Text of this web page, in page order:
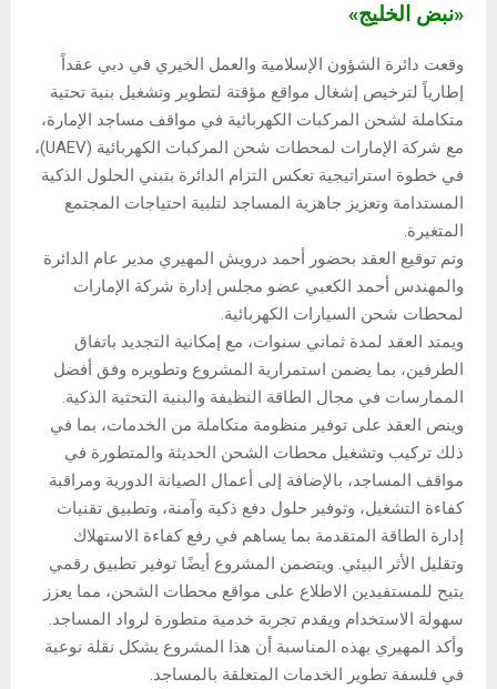
«نبض الخليج»
وقعت دائرة الشؤون الإسلامية والعمل الخيري في دبي عقداً
إطارياً لترخيص إشغال مواقع مؤقتة لتطوير وتشغيل بنية تحتية
متكاملة لشحن المركبات الكهربائية في مواقف مساجد الإمارة،
مع شركة الإمارات لمحطات شحن المركبات الكهربائية (UAEV)،
في خطوة استراتيجية تعكس التزام الدائرة بتبني الحلول الذكية
المستدامة وتعزيز جاهزية المساجد لتلبية احتياجات المجتمع
المتغيرة.
وتم توقيع العقد بحضور أحمد درويش المهيري مدير عام الدائرة
والمهندس أحمد الكعبي عضو مجلس إدارة شركة الإمارات
لمحطات شحن السيارات الكهربائية.
ويمتد العقد لمدة ثماني سنوات، مع إمكانية التجديد باتفاق
الطرفين، بما يضمن استمرارية المشروع وتطويره وفق أفضل
الممارسات في مجال الطاقة النظيفة والبنية التحتية الذكية.
وينص العقد على توفير منظومة متكاملة من الخدمات، بما في
ذلك تركيب وتشغيل محطات الشحن الحديثة والمتطورة في
مواقف المساجد، بالإضافة إلى أعمال الصيانة الدورية ومراقبة
كفاءة التشغيل، وتوفير حلول دفع ذكية وآمنة، وتطبيق تقنيات
إدارة الطاقة المتقدمة بما يساهم في رفع كفاءة الاستهلاك
وتقليل الأثر البيئي. ويتضمن المشروع أيضًا توفير تطبيق رقمي
يتيح للمستفيدين الاطلاع على مواقع محطات الشحن، مما يعزز
سهولة الاستخدام ويقدم تجربة خدمية متطورة لرواد المساجد.
وأكد المهيري بهذه المناسبة أن هذا المشروع يشكل نقلة نوعية
في فلسفة تطوير الخدمات المتعلقة بالمساجد.